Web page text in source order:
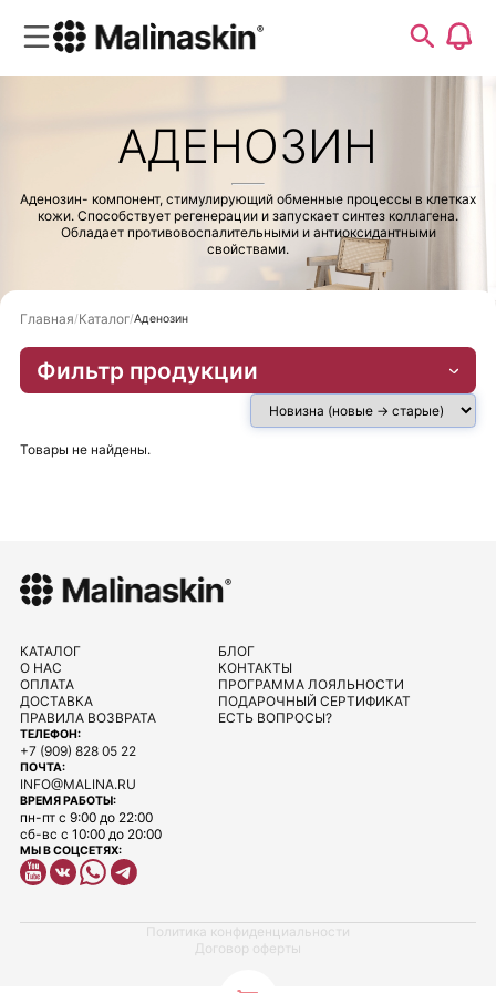
АДЕНОЗИН
Аденозин- компонент, стимулирующий обменные процессы в клетках
кожи. Способствует регенерации и запускает синтез коллагена.
Обладает противовоспалительными и антиоксидантными
свойствами.
Главная Каталог Аденозин
Фильтр продукции
Товары не найдены.
ТЕЛЕФОН:
+7 (909) 828 05 22
ПОЧТА:
INFO@MALINA.RU
ВРЕМЯ РАБОТЫ:
пн-пт с 9:00 до 22:00
сб-вс с 10:00 до 20:00
МЫ В СОЦСЕТЯХ:
КАТАЛОГ
О НАС
ОПЛАТА
ДОСТАВКА
ПРАВИЛА ВОЗВРАТА
БЛОГ
КОНТАКТЫ
ПРОГРАММА ЛОЯЛЬНОСТИ
ПОДАРОЧНЫЙ СЕРТИФИКАТ
ЕСТЬ ВОПРОСЫ?
Политика конфиденциальности
Договор оферты